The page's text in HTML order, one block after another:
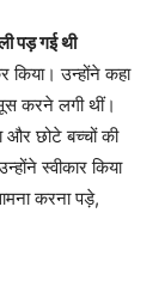
पड़ गई थी
किया। उन्होंने कहा
करने लगी थीं।
और छोटे बच्चों की
स्वीकार किया
करना पड़े,